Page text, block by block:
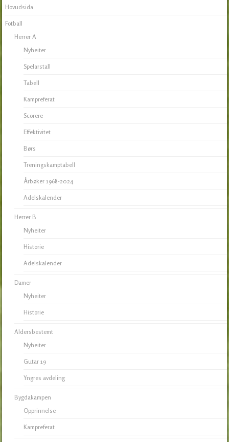
Hovudsida
Fotball
Herrer A
Nyheiter
Spelarstall
Tabell
Kampreferat
Scorere
Effektivitet
Børs
Treningskamptabell
Årbøker 1968-2024
Adelskalender
Herrer B
Nyheiter
Historie
Adelskalender
Damer
Nyheiter
Historie
Aldersbestemt
Nyheiter
Gutar 19
Yngres avdeling
Bygdakampen
Opprinnelse
Kampreferat